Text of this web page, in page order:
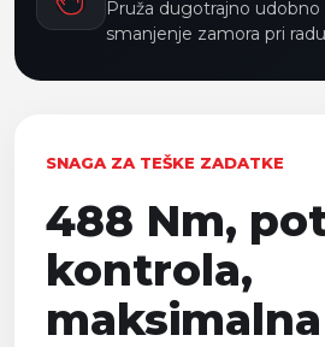
Pruža dugotrajno udobno
smanjenje zamora pri radu
SNAGA ZA TEŠKE ZADATKE
488 Nm,
kontrola,